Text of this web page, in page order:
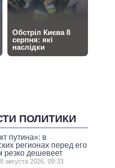
ПОЛИТИКИ
путина»: в
регионах перед его
резко дешевеет
8 августа 2026, 09:33